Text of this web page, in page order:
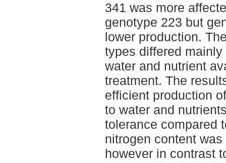
341 was more
genotype 223 but
lower production.
types differed
water and nutrient
treatment. The
efficient production
to water and
tolerance compared
nitrogen content
however in contrast